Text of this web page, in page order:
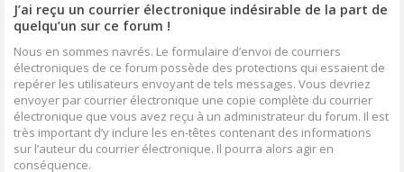
J’ai reçu un courrier électronique indésirable de la part de
quelqu’un sur ce forum !
Nous en sommes navrés. Le formulaire d’envoi de courriers
électroniques de ce forum possède des protections qui essaient de
repérer les utilisateurs envoyant de tels messages. Vous devriez
envoyer par courrier électronique une copie complète du courrier
électronique que vous avez reçu à un administrateur du forum. Il est
très important d’y inclure les en-têtes contenant des informations
sur l’auteur du courrier électronique. Il pourra alors agir en
conséquence.